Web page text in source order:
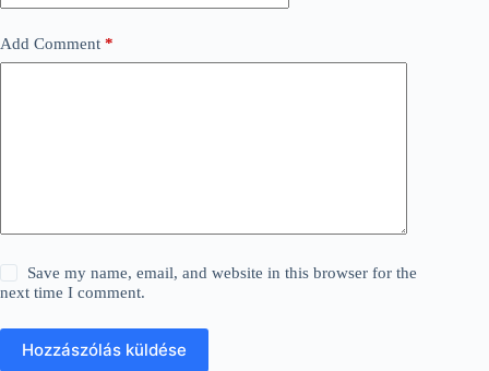
Add Comment *
Save my name, email, and website in this browser for the
next time I comment.
Hozzászólás küldése